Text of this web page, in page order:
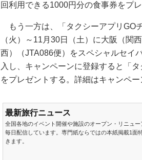
回利用できる1000円分の食事券をプレ
もう一方は、「タクシーアプリGO
（火）～11月30日（土）に大阪（
西）（JTA086便）をスペシャルセイ
入し、キャンペーンに登録すると「
をプレゼントする。詳細はキャンペー
最新旅行ニュース
全国各地のイベント開催や施設のオープン・リニュ
毎日配信しています。専門紙ならではの本紙掲載1面
きます。